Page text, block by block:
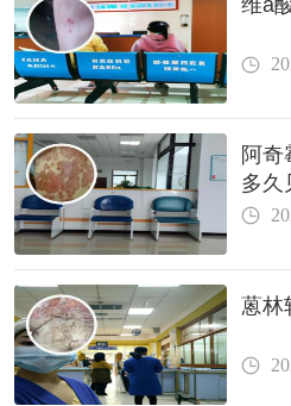
阿
多久
蒽林